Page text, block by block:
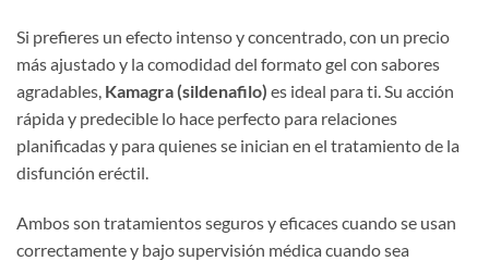
Si prefieres un efecto intenso y concentrado, con un precio
más ajustado y la comodidad del formato gel con sabores
agradables, Kamagra (sildenafilo) es ideal para ti. Su acción
rápida y predecible lo hace perfecto para relaciones
planificadas y para quienes se inician en el tratamiento de la
disfunción eréctil.
Ambos son tratamientos seguros y eficaces cuando se usan
correctamente y bajo supervisión médica cuando sea